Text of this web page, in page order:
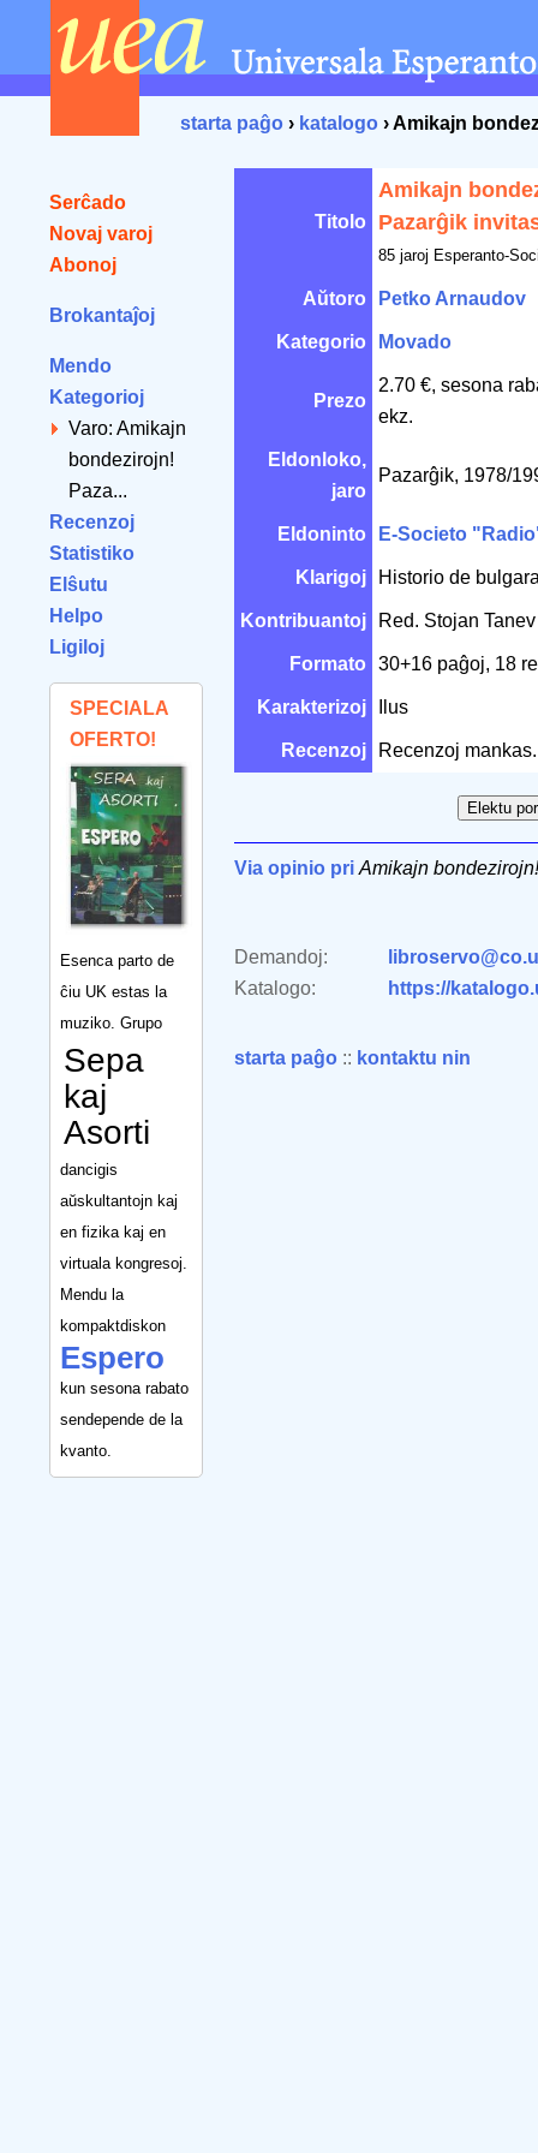
starta paĝo › katalogo › Amikajn
Serĉado
Novaj varoj
Abonoj
Brokantaĵoj
Mendo
Kategorioj
Varo: Amikajn
bondezirojn!
Paza...
Recenzoj
Statistiko
Elŝutu
Helpo
Ligiloj
SPECIALA
OFERTO!
Esenca parto de
ĉiu UK estas la
muziko. Grupo
Sepa
kaj
Asorti
dancigis
aŭskultantojn kaj
en fizika kaj en
virtuala kongresoj.
Mendu la
kompaktdiskon
Espero
kun sesona rabato
sendepende de la
kvanto.
Titolo
Amikajn
Pazarĝik
85 jaroj Esperanto-
Aŭtoro Petko Arnaudov
Kategorio Movado
Prezo
2.70 €, sesona
ekz.
Eldonloko,
jaro
Pazarĝik, 1978/
Eldoninto E-Societo
Klarigoj Historio de
Kontribuantoj Red. Stojan
Formato 30+16 paĝoj, 18
Karakterizoj Ilus
Recenzoj Recenzoj mankas.
Via opinio pri Amikajn
Demandoj:
Katalogo:
https://
starta paĝo :: kontaktu nin